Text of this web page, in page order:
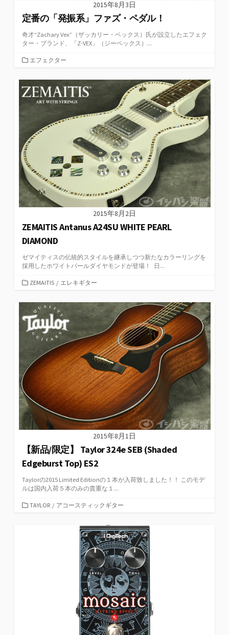
2015年8月3日
定番の「発振系」ファズ・ペダル！
奇才“Zachary Vex”（ザッカリー・ベックス）氏が設立したエフェク
ター・ブランド、「Z-VEX」（ジーベックス）...
カ
ゴ
リ
ー
エフェクター
2015年8月2日
ZEMAITIS Antanus A24SU WHITE PEARL
DIAMOND
ゼマイティスの伝統的スタイルを継承しつつ新たなカラーリングを
採用したホワイトパールダイヤモンドが登場！ 日...
カ
ゴ
ー
ZEMAITIS / エレキギター
2015年8月1日
【新品/限定】 Taylor 324e SEB (Shaded
Edgeburst Top) ES2
Taylorの2015 Limited Editionの１本が入荷致しました！！ このモデ
ルは国内入荷５本のみの貴重な１...
カTAYLOR / アコースティックギター